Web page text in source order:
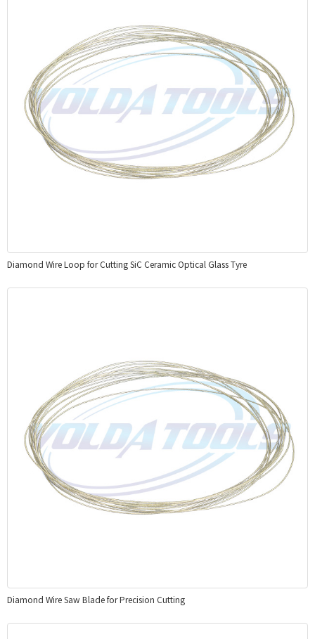
Diamond Wire Loop for Cutting SiC Ceramic Optical Glass Tyre
Diamond Wire Saw Blade for Precision Cutting